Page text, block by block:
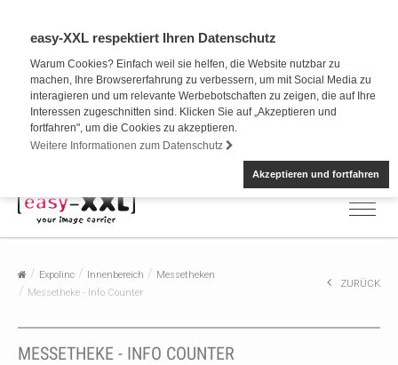
easy-XXL respektiert Ihren Datenschutz
Warum Cookies? Einfach weil sie helfen, die Website nutzbar zu
machen, Ihre Browsererfahrung zu verbessern, um mit Social Media zu
interagieren und um relevante Werbebotschaften zu zeigen, die auf Ihre
Interessen zugeschnitten sind. Klicken Sie auf „Akzeptieren und
fortfahren", um die Cookies zu akzeptieren.
Weitere Informationen zum Datenschutz
Akzeptieren und fortfahren
Expolinc Innenbereich
Messetheken
Messetheke - Info Counter
ZURÜCK
MESSETHEKE - INFO COUNTER